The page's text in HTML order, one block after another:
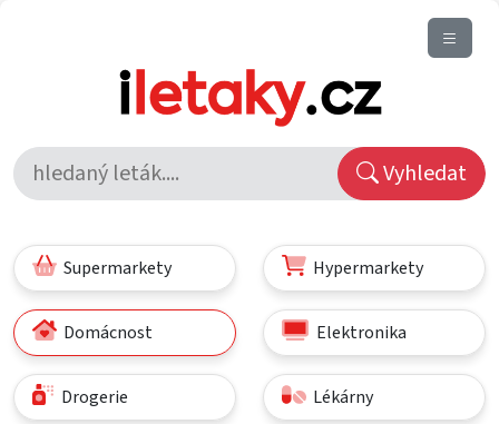
Vyhledat
Supermarkety Hypermarkety
Domácnost Elektronika
Drogerie Lékárny